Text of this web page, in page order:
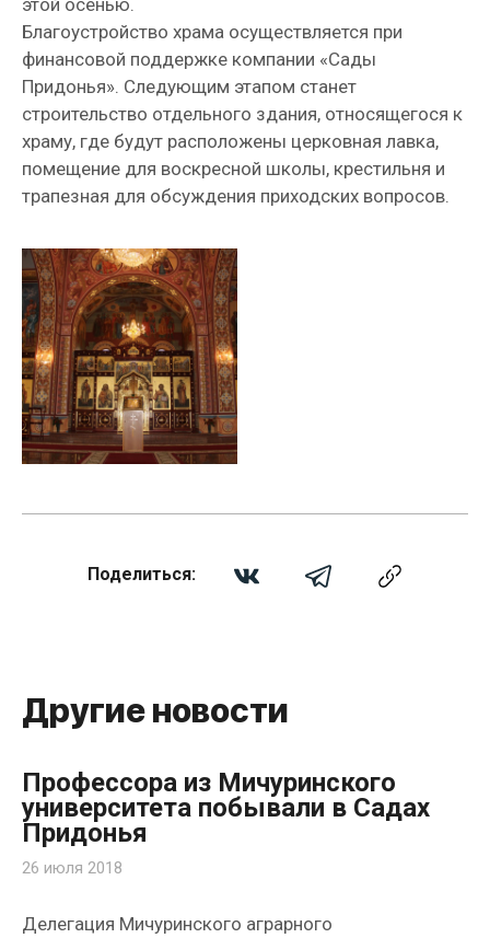
этой осенью.
Благоустройство храма осуществляется при
финансовой поддержке компании «Сады
Придонья». Следующим этапом станет
строительство отдельного здания, относящегося к
храму, где будут расположены церковная лавка,
помещение для воскресной школы, крестильня и
трапезная для обсуждения приходских вопросов.
Поделиться:
Другие новости
Профессора из Мичуринского
университета побывали в Садах
Придонья
26 июля 2018
Делегация Мичуринского аграрного